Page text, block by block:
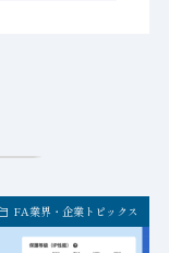
FA業界・企業トピックス